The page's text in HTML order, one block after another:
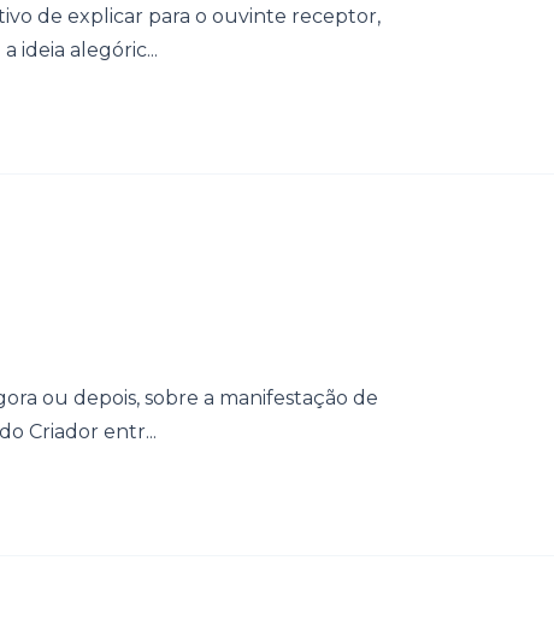
de explicar para o ouvinte receptor,
ideia alegóric...
ou depois, sobre a manifestação de
Criador entr...